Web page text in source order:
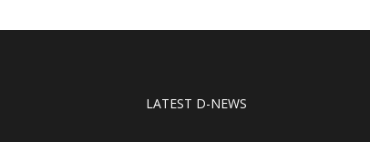
LATEST D-NEWS